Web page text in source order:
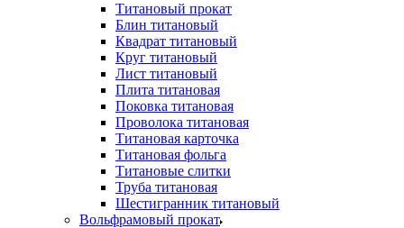
Титановый прокат
Блин титановый
Квадрат титановый
Круг титановый
Лист титановый
Плита титановая
Поковка титановая
Проволока титановая
Титановая карточка
Титановая фольга
Титановые слитки
Труба титановая
Шестигранник титановый
Вольфрамовый прокат